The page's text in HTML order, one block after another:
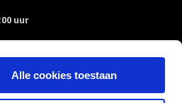
Alle cookies toestaan
uur
uur